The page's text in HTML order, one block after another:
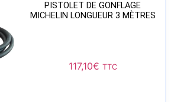
PISTOLET DE GONFLAGE
MICHELIN LONGUEUR 3 MÈTRES
117,10€ TTC